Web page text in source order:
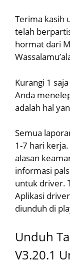
Terima kasih
telah
hormat dari
Kurangi 1
Anda
adalah hal
Semua
1-7 hari
alasan
informasi
untuk driver.
Aplikasi
diunduh di
Unduh
V3.20.1